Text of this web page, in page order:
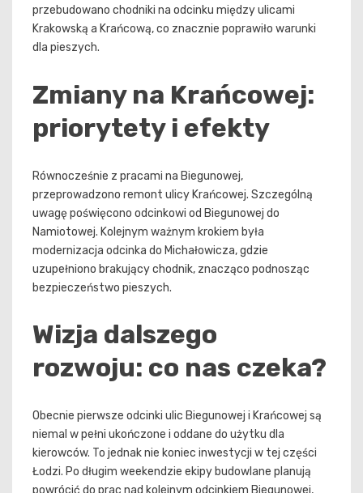
przebudowano chodniki na odcinku między ulicami
Krakowską a Krańcową, co znacznie poprawiło warunki
dla pieszych.
Zmiany na Krańcowej:
priorytety i efekty
Równocześnie z pracami na Biegunowej,
przeprowadzono remont ulicy Krańcowej. Szczególną
uwagę poświęcono odcinkowi od Biegunowej do
Namiotowej. Kolejnym ważnym krokiem była
modernizacja odcinka do Michałowicza, gdzie
uzupełniono brakujący chodnik, znacząco podnosząc
bezpieczeństwo pieszych.
Wizja dalszego
rozwoju: co nas czeka?
Obecnie pierwsze odcinki ulic Biegunowej i Krańcowej są
niemal w pełni ukończone i oddane do użytku dla
kierowców. To jednak nie koniec inwestycji w tej części
Łodzi. Po długim weekendzie ekipy budowlane planują
powrócić do prac nad kolejnym odcinkiem Biegunowej,